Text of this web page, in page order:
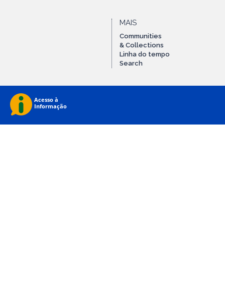
MAIS
Communities
& Collections
Linha do tempo
Search